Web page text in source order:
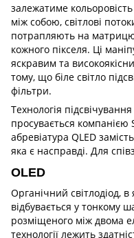
залежатиме
між собою, світлові
потрапляють на
кожного пікселя. Ці
яскравим та
тому, що біле світло
фільтри.
Технологія
просувається компанією
абревіатура QLED
яка є насправді. Для
OLED
Органічний світлодіод,
відбувається у тонкому
розміщеного між двома
технології лежить